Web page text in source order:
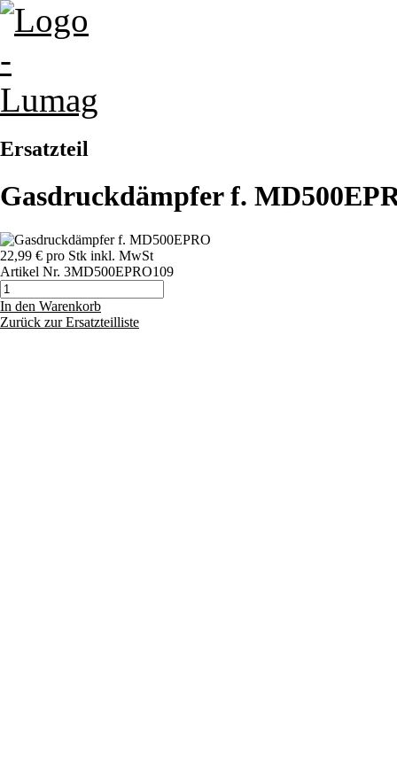
Ersatzteil
Gasdruckdämpfer f.
22,99 € pro Stk inkl. MwSt
Artikel Nr. 3MD500EPRO109
In den Warenkorb
Zurück zur Ersatzteilliste